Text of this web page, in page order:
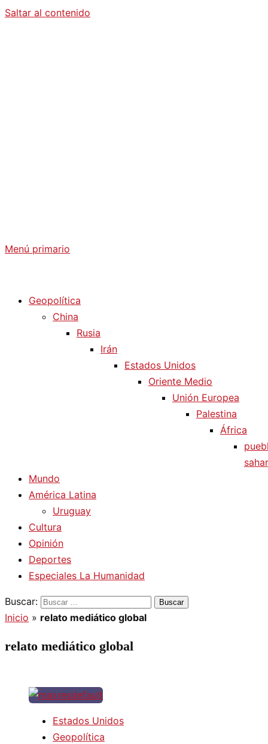
Saltar al contenido
Menú primario
Geopolítica
China
Rusia
Irán
Estados Unidos
Oriente Medio
Unión Europea
Palestina
África
Mundo
América Latina
Uruguay
Cultura
Opinión
Deportes
Especiales La Humanidad
Buscar:
Inicio » relato mediático global
relato mediático global
Estados Unidos
Geopolítica